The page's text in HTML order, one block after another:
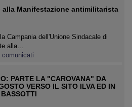
alla Manifestazione antimilitarista
Campania dell'Unione Sindacale di
alla…
comunicati
PARTE LA "CAROVANA" DA
VERSO IL SITO ILVA ED IN